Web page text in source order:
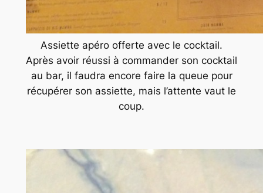
Assiette apéro offerte avec le cocktail.
Après avoir réussi à commander son cocktail
au bar, il faudra encore faire la queue pour
récupérer son assiette, mais l’attente vaut le
coup.